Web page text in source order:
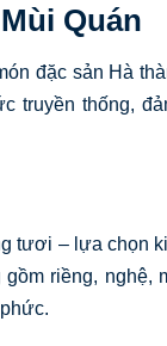
Quán
đặc sản Hà
truyền thống,
tươi – lựa chọn
riềng, nghệ,